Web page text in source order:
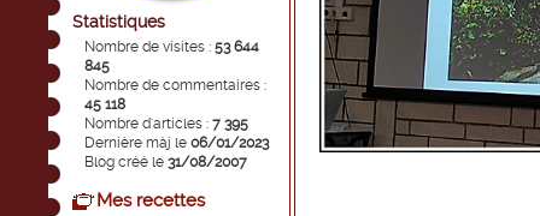
Statistiques
Nombre de visites : 53 644
845
Nombre de commentaires :
45 118
Nombre d'articles : 7 395
Dernière màj le 06/01/2023
Blog créé le 31/08/2007
Mes recettes